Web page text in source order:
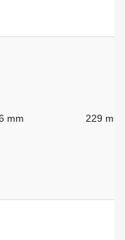
mm 229 mm